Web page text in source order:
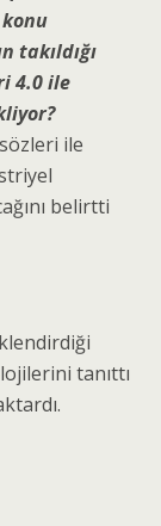
takıldığı
4.0 ile
ile
belirtti
tanıttı